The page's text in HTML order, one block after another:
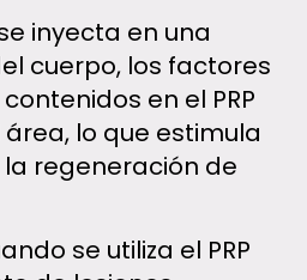
inyecta en una
cuerpo, los factores
en el PRP
lo que estimula
regeneración de
se utiliza el PRP